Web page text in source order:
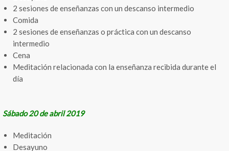
2 sesiones de enseñanzas con un descanso intermedio
Comida
2 sesiones de enseñanzas o práctica con un descanso
intermedio
Cena
Meditación relacionada con la enseñanza recibida durante el
día
Sábado 20 de abril 2019
Meditación
Desayuno